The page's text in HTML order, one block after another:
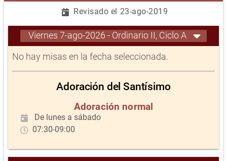
Revisado el 23-ago-2019
Viernes 7-ago-2026 - Ordinario II, Ciclo A
No hay misas en la fecha seleccionada.
Adoración del Santísimo
Adoración normal
De lunes a sábado
07:30-09:00